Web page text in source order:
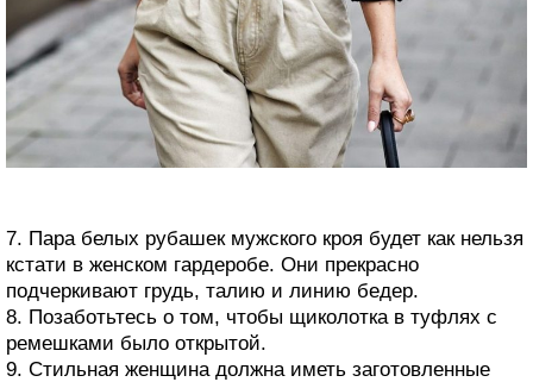
7. Пара белых рубашек мужского кроя будет как нельзя
кстати в женском гардеробе. Они прекрасно
подчеркивают грудь, талию и линию бедер.
8. Позаботьтесь о том, чтобы щиколотка в туфлях с
ремешками было открытой.
9. Стильная женщина должна иметь заготовленные